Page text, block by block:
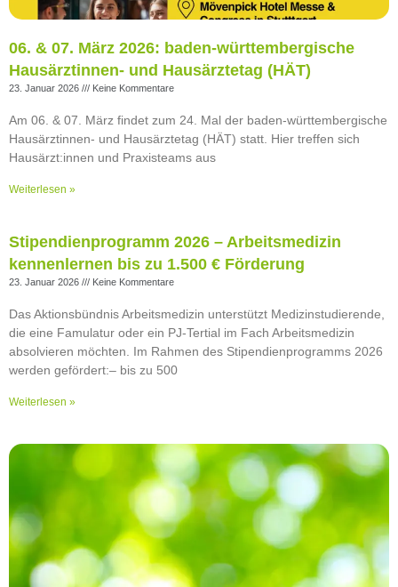
06. & 07. März 2026: baden-württembergische
Hausärztinnen- und Hausärztetag (HÄT)
23. Januar 2026 Keine Kommentare
Am 06. & 07. März findet zum 24. Mal der baden-württembergische
Hausärztinnen- und Hausärztetag (HÄT) statt. Hier treffen sich
Hausärzt:innen und Praxisteams aus
Weiterlesen »
Stipendienprogramm 2026 – Arbeitsmedizin
kennenlernen bis zu 1.500 € Förderung
23. Januar 2026 Keine Kommentare
Das Aktionsbündnis Arbeitsmedizin unterstützt Medizinstudierende,
die eine Famulatur oder ein PJ-Tertial im Fach Arbeitsmedizin
absolvieren möchten. Im Rahmen des Stipendienprogramms 2026
werden gefördert:– bis zu 500
Weiterlesen »